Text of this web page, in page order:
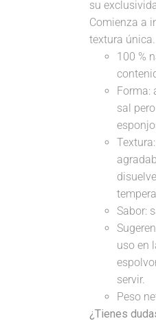
su
Comienza a
textura única.
100 %
Forma:
sal
Sabor:
uso en
servir.
Peso
¿Tienes